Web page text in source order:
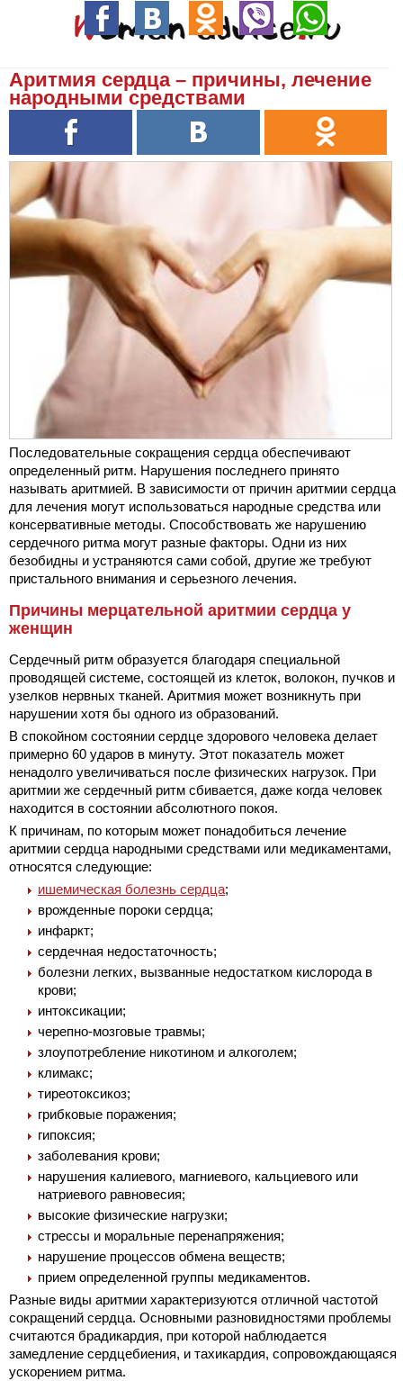
Аритмия сердца – причины, лечение
народными средствами
Последовательные сокращения сердца обеспечивают
определенный ритм. Нарушения последнего принято
называть аритмией. В зависимости от причин аритмии сердца
для лечения могут использоваться народные средства или
консервативные методы. Способствовать же нарушению
сердечного ритма могут разные факторы. Одни из них
безобидны и устраняются сами собой, другие же требуют
пристального внимания и серьезного лечения.
Причины мерцательной аритмии сердца у
женщин
Сердечный ритм образуется благодаря специальной
проводящей системе, состоящей из клеток, волокон, пучков и
узелков нервных тканей. Аритмия может возникнуть при
нарушении хотя бы одного из образований.
В спокойном состоянии сердце здорового человека делает
примерно 60 ударов в минуту. Этот показатель может
ненадолго увеличиваться после физических нагрузок. При
аритмии же сердечный ритм сбивается, даже когда человек
находится в состоянии абсолютного покоя.
К причинам, по которым может понадобиться лечение
аритмии сердца народными средствами или медикаментами,
относятся следующие:
ишемическая болезнь сердца;
врожденные пороки сердца;
инфаркт;
сердечная недостаточность;
болезни легких, вызванные недостатком кислорода в
крови;
интоксикации;
черепно-мозговые травмы;
злоупотребление никотином и алкоголем;
климакс;
тиреотоксикоз;
грибковые поражения;
гипоксия;
заболевания крови;
нарушения калиевого, магниевого, кальциевого или
натриевого равновесия;
высокие физические нагрузки;
стрессы и моральные перенапряжения;
нарушение процессов обмена веществ;
прием определенной группы медикаментов.
Разные виды аритмии характеризуются отличной частотой
сокращений сердца. Основными разновидностями проблемы
считаются брадикардия, при которой наблюдается
замедление сердцебиения, и тахикардия, сопровождающаяся
ускорением ритма.